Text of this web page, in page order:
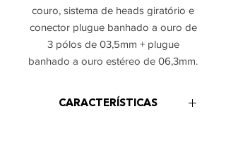
couro, sistema de heads giratório e
conector plugue banhado a ouro de
3 pólos de 03,5mm + plugue
banhado a ouro estéreo de 06,3mm.
CARACTERÍSTICAS